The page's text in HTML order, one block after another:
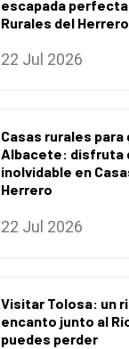
escapada perfecta
Rurales del Herrero
22 Jul 2026
Casas rurales para
Albacete: disfruta
inolvidable en
Herrero
22 Jul 2026
Visitar Tolosa: un
encanto junto al
puedes perder